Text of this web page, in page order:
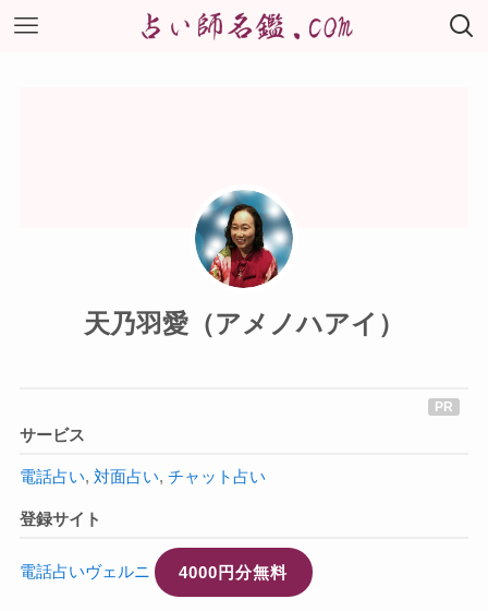
天乃羽愛（アメノハアイ）
サービス
電話占い, 対面占い, チャット占い
登録サイト
電話占いヴェルニ 4000円分無料